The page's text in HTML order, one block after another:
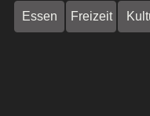
Essen Freizeit